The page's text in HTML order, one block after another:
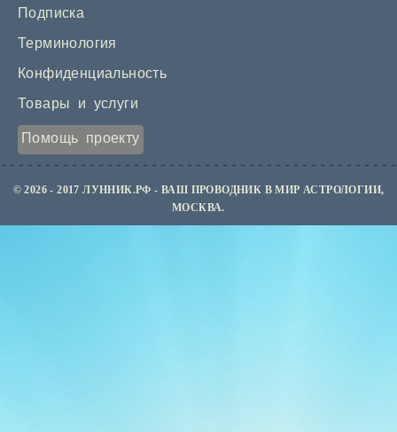
Подписка
Терминология
Конфиденциальность
Товары и услуги
Помощь проекту
© 2026 - 2017 ЛУННИК.РФ - ВАШ ПРОВОДНИК В МИР АСТРОЛОГИИ,
МОСКВА.